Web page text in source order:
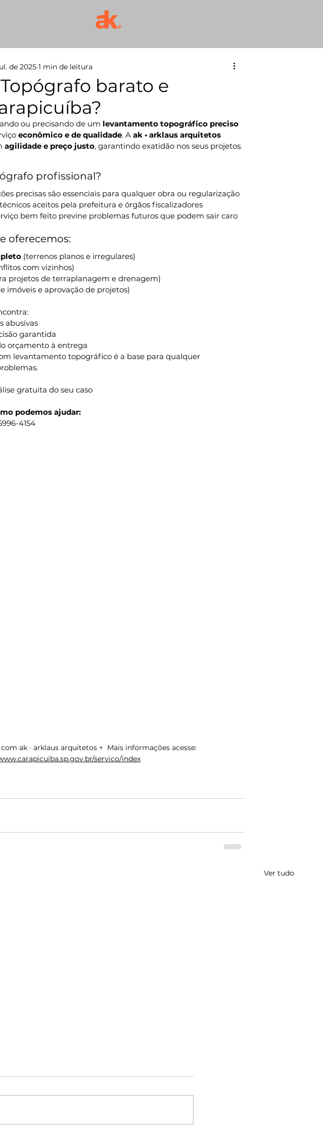
barato e
de 2025 1 min de leitura
ou precisando de um levantamento topográfico preciso
econômico e de qualidade. A ak • arklaus arquitetos
agilidade e preço justo, garantindo exatidão nos seus projetos.
profissional?
precisas são essenciais para qualquer obra ou regularização
aceitos pela prefeitura e órgãos fiscalizadores
bem feito previne problemas futuros que podem sair caro
oferecemos:
(terrenos planos e irregulares)
com vizinhos)
projetos de terraplanagem e drenagem)
imóveis e aprovação de projetos)
abusivas
garantida
orçamento à entrega
levantamento topográfico é a base para qualquer
gratuita do seu caso
podemos ajudar:
4154
ak · arklaus arquitetos +  Mais informações acesse:
servico/index
Ver tudo